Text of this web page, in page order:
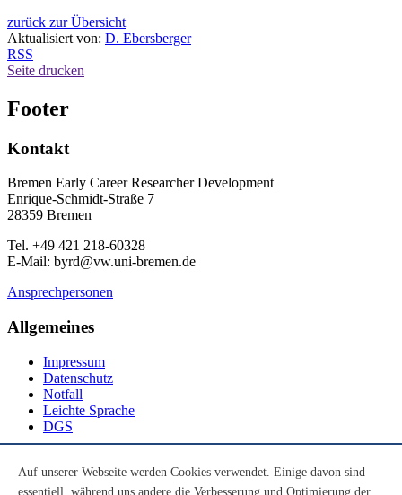
zurück zur Übersicht
Aktualisiert von: D. Ebersberger
RSS
Seite drucken
Footer
Kontakt
Bremen Early Career Researcher Development
Enrique-Schmidt-Straße 7
28359 Bremen
Tel. +49 421 218-60328
E-Mail: byrd@vw.uni-bremen.de
Ansprechpersonen
Allgemeines
Impressum
Datenschutz
Notfall
Leichte Sprache
DGS
Auf unserer Webseite werden Cookies verwendet. Einige davon sind
essentiell, während uns andere die Verbesserung und Optimierung der